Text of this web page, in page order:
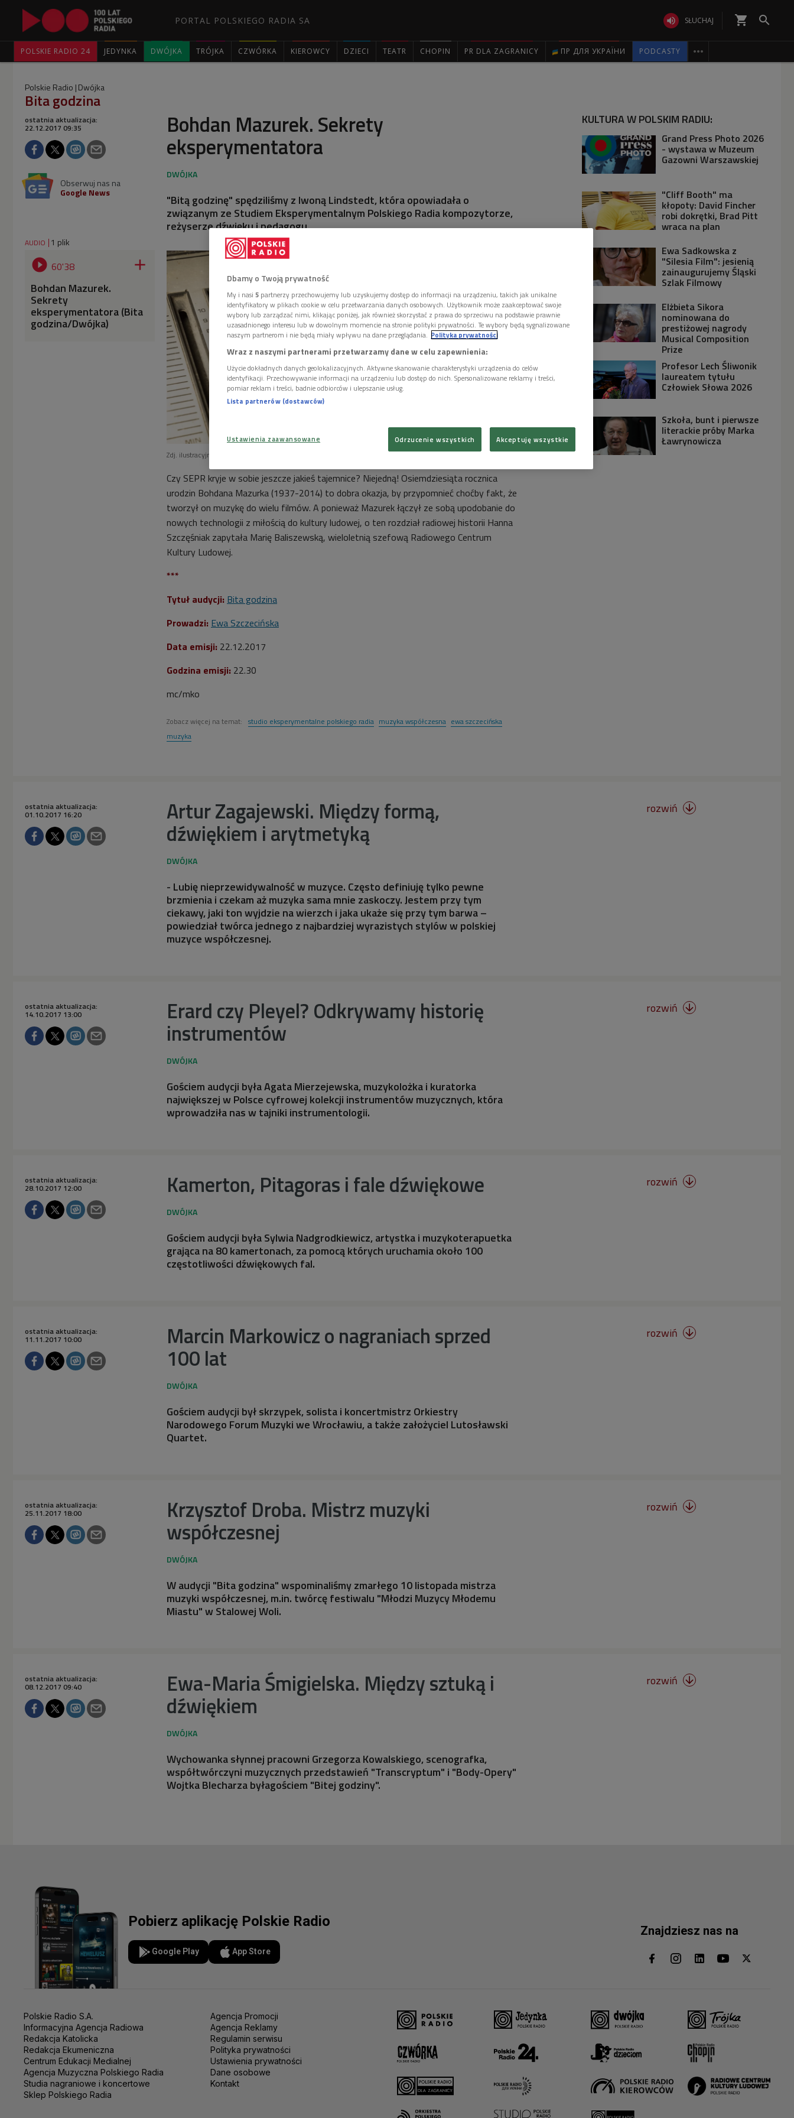
PORTAL POLSKIEGO RADIA SA  SŁUCHAJ shopping_cart 
POLSKIE RADIO 24 JEDYNKA DWÓJKA TRÓJKA CZWÓRKA KIEROWCY DZIECI TEATR CHOPIN PR DLA ZAGRANICY ПР ДЛЯ УКРАЇНИ PODCASTY 
Polskie Radio Dwójka
Bita godzina
Bohdan Mazurek. Sekrety
eksperymentatora
ostatnia aktualizacja:
22.12.2017 09:35
Obserwuj nas na
Google News
"Bitą godzinę" spędziliśmy z Iwoną Lindstedt, która opowiadała o
związanym ze Studiem Eksperymentalnym Polskiego Radia kompozytorze,
reżyserze dźwięku i pedagogu.
AUDIO 1 plik
 60'38 
Bohdan Mazurek.
Sekrety
eksperymentatora (Bita
godzina/Dwójka)
Zdj. ilustracyjne
Czy SEPR kryje w sobie jeszcze jakieś tajemnice? Niejedną! Osiemdziesiąta rocznica
urodzin Bohdana Mazurka (1937-2014) to dobra okazja, by przypomnieć choćby fakt, że
tworzył on muzykę do wielu filmów. A ponieważ Mazurek łączył ze sobą upodobanie do
nowych technologii z miłością do kultury ludowej, o ten rozdział radiowej historii Hanna
Szczęśniak zapytała Marię Baliszewską, wieloletnią szefową Radiowego Centrum
Kultury Ludowej.
***
Tytuł audycji: Bita godzina
Prowadzi: Ewa Szczecińska
Data emisji: 22.12.2017
Godzina emisji: 22.30
mc/mko
Zobacz więcej na temat: studio eksperymentalne polskiego radia muzyka współczesna ewa szczecińska
muzyka
KULTURA W POLSKIM RADIU:
Grand Press Photo 2026
- wystawa w Muzeum
Gazowni Warszawskiej
"Cliff Booth" ma
kłopoty: David Fincher
robi dokrętki, Brad Pitt
wraca na plan
Ewa Sadkowska z
"Silesia Film": jesienią
zainaugurujemy Śląski
Szlak Filmowy
Elżbieta Sikora
nominowana do
prestiżowej nagrody
Musical Composition
Prize
Profesor Lech Śliwonik
laureatem tytułu
Człowiek Słowa 2026
Szkoła, bunt i pierwsze
literackie próby Marka
Ławrynowicza
Artur Zagajewski. Między formą,
dźwiękiem i arytmetyką
ostatnia aktualizacja:
01.10.2017 16:20
- Lubię nieprzewidywalność w muzyce. Często definiuję tylko pewne
brzmienia i czekam aż muzyka sama mnie zaskoczy. Jestem przy tym
ciekawy, jaki ton wyjdzie na wierzch i jaka ukaże się przy tym barwa –
powiedział twórca jednego z najbardziej wyrazistych stylów w polskiej
muzyce współczesnej.
rozwiń 
Erard czy Pleyel? Odkrywamy historię
instrumentów
ostatnia aktualizacja:
14.10.2017 13:00
Gościem audycji była Agata Mierzejewska, muzykolożka i kuratorka
największej w Polsce cyfrowej kolekcji instrumentów muzycznych, która
wprowadziła nas w tajniki instrumentologii.
rozwiń 
Kamerton, Pitagoras i fale dźwiękowe
ostatnia aktualizacja:
28.10.2017 12:00
Gościem audycji była Sylwia Nadgrodkiewicz, artystka i muzykoterapuetka
grająca na 80 kamertonach, za pomocą których uruchamia około 100
częstotliwości dźwiękowych fal.
rozwiń 
Marcin Markowicz o nagraniach sprzed
100 lat
ostatnia aktualizacja:
11.11.2017 10:00
Gościem audycji był skrzypek, solista i koncertmistrz Orkiestry
Narodowego Forum Muzyki we Wrocławiu, a także założyciel Lutosławski
Quartet.
rozwiń 
Krzysztof Droba. Mistrz muzyki
współczesnej
ostatnia aktualizacja:
25.11.2017 18:00
W audycji "Bita godzina" wspominaliśmy zmarłego 10 listopada mistrza
muzyki współczesnej, m.in. twórcę festiwalu "Młodzi Muzycy Młodemu
Miastu" w Stalowej Woli.
rozwiń 
Ewa-Maria Śmigielska. Między sztuką i
dźwiękiem
ostatnia aktualizacja:
08.12.2017 09:40
Wychowanka słynnej pracowni Grzegorza Kowalskiego, scenografka,
współtwórczyni muzycznych przedstawień "Transcryptum" i "Body-Opery"
Wojtka Blecharza byłagościem "Bitej godziny".
rozwiń 
Pobierz aplikację Polskie Radio
Google Play App Store
Znajdziesz nas na
Polskie Radio S.A.
Informacyjna Agencja Radiowa
Redakcja Katolicka
Redakcja Ekumeniczna
Centrum Edukacji Medialnej
Agencja Muzyczna Polskiego Radia
Studia nagraniowe i koncertowe
Sklep Polskiego Radia
Agencja Promocji
Agencja Reklamy
Regulamin serwisu
Polityka prywatności
Ustawienia prywatności
Dane osobowe
Kontakt
Dbamy o Twoją prywatność
My i nasi 5 partnerzy przechowujemy lub uzyskujemy dostęp do informacji na urządzeniu, takich jak unikalne
identyfikatory w plikach cookie w celu przetwarzania danych osobowych. Użytkownik może zaakceptować swoje
wybory lub zarządzać nimi, klikając poniżej, jak również skorzystać z prawa do sprzeciwu na podstawie prawnie
uzasadnionego interesu lub w dowolnym momencie na stronie polityki prywatności. Te wybory będą sygnalizowane
naszym partnerom i nie będą miały wpływu na dane przeglądania. Polityka prywatności
Wraz z naszymi partnerami przetwarzamy dane w celu zapewnienia:
Użycie dokładnych danych geolokalizacyjnych. Aktywne skanowanie charakterystyki urządzenia do celów
identyfikacji. Przechowywanie informacji na urządzeniu lub dostęp do nich. Spersonalizowane reklamy i treści,
pomiar reklam i treści, badnie odbiorców i ulepszanie usług.
Lista partnerów (dostawców)
Ustawienia zaawansowane Odrzucenie wszystkich Akceptuję wszystkie